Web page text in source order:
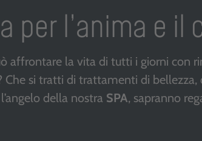
per l’anima e il
affrontare la vita di tutti i giorni con
Che si tratti di trattamenti di bellezza,
della nostra SPA, sapranno